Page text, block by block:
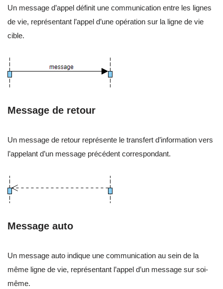
Un message d’appel définit une communication entre les lignes
de vie, représentant l’appel d’une opération sur la ligne de vie
cible.
Message de retour
Un message de retour représente le transfert d’information vers
l’appelant d’un message précédent correspondant.
Message auto
Un message auto indique une communication au sein de la
même ligne de vie, représentant l’appel d’un message sur soi-
même.